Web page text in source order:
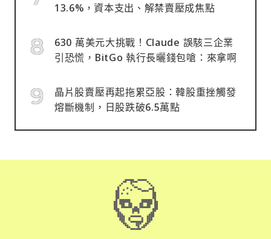
13.6%，資本支出、解禁賣壓成焦點
630 萬美元大挑戰！Claude 誤駭三企業
引恐慌，BitGo 執行長曬錢包嗆：來拿啊
晶片股賣壓再起拖累亞股：韓股重挫觸發
熔斷機制，日股跌破6.5萬點